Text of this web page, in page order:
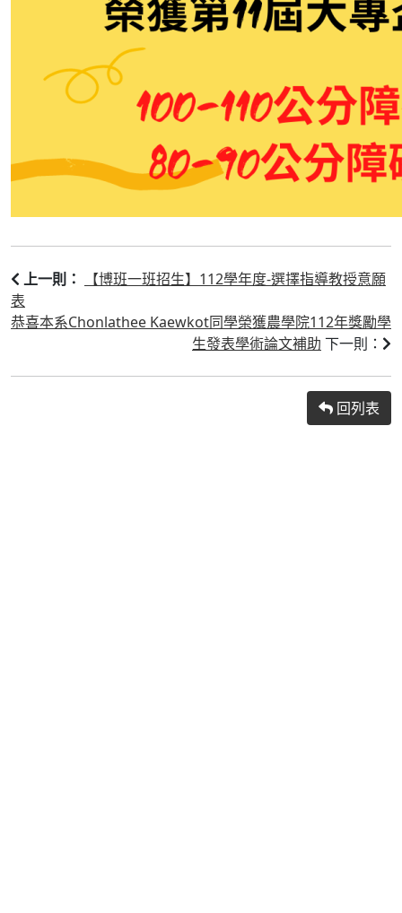
上一則：
【博班一班招生】112學年度-選擇指導教授意願
表
恭喜本系Chonlathee Kaewkot同學榮獲農學院112年獎勵學
生發表學術論文補助 下一則：
回列表